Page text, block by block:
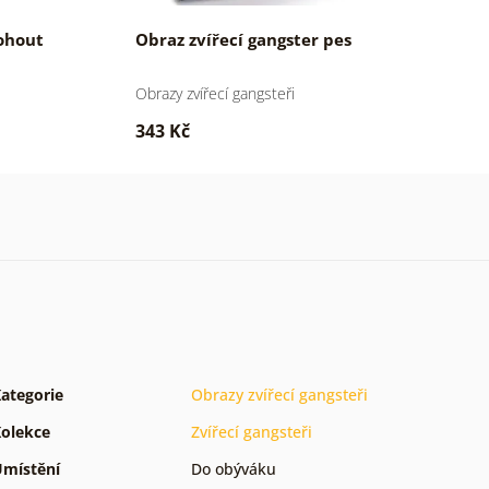
Obraz zvířecí gangster pes
Obrazy zvířecí gangsteři
343 Kč
Obrazy zvířecí gangsteři
Zvířecí gangsteři
Do obýváku